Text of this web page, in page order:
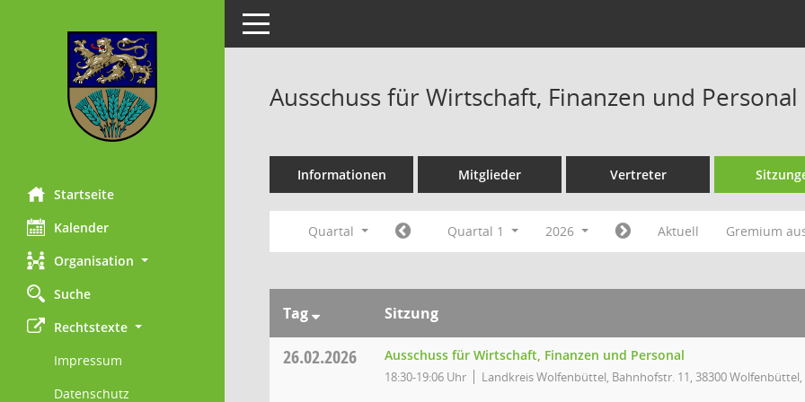
Startseite
Kalender
Organisation
Suche
Rechtstexte
Impressum
Datenschutz
Toggle navigation
Ausschuss für Wirtschaft, Finanzen und
Informationen Mitglieder Vertreter
Quartal Quartal 1 2026 Aktuell Gremium
Tag Sitzung
26.02.2026 Ausschuss für Wirtschaft, Finanzen und Personal
18:30-19:06 Uhr Landkreis Wolfenbüttel, Bahnhofstr. 11, 38300 Wolfenbüttel,